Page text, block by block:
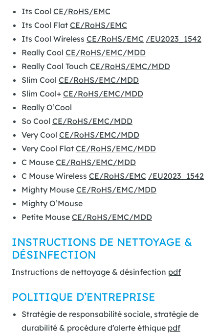
Its Cool CE/RoHS/EMC
Its Cool Flat CE/RoHS/EMC
Its Cool Wireless CE/RoHS/EMC /EU2023_1542
Really Cool CE/RoHS/EMC/MDD
Really Cool Touch CE/RoHS/EMC/MDD
Slim Cool CE/RoHS/EMC/MDD
Slim Cool+ CE/RoHS/EMC/MDD
Really O’Cool
So Cool CE/RoHS/EMC/MDD
Very Cool CE/RoHS/EMC/MDD
Very Cool Flat CE/RoHS/EMC/MDD
C Mouse CE/RoHS/EMC/MDD
C Mouse Wireless CE/RoHS/EMC /EU2023_1542
Mighty Mouse CE/RoHS/EMC/MDD
Mighty O’Mouse
Petite Mouse CE/RoHS/EMC/MDD
INSTRUCTIONS DE NETTOYAGE &
DÉSINFECTION
Instructions de nettoyage & désinfection pdf
POLITIQUE D’ENTREPRISE
Stratégie de responsabilité sociale, stratégie de
durabilité & procédure d’alerte éthique pdf